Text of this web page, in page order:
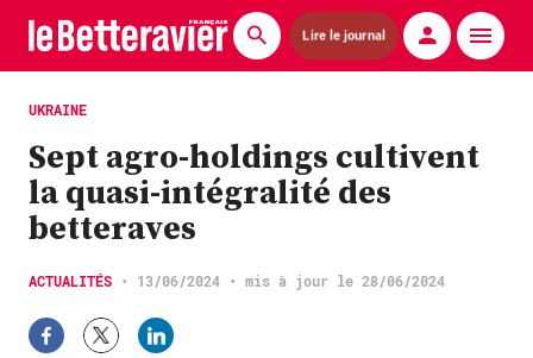
Lire le journal
Actualités
Économie
Agronomie
Matériels
La technique ITB
UKRAINE
Sept agro-holdings cultivent
la quasi-intégralité des
betteraves
ACTUALITÉS • 13/06/2024 • mis à jour le 28/06/2024